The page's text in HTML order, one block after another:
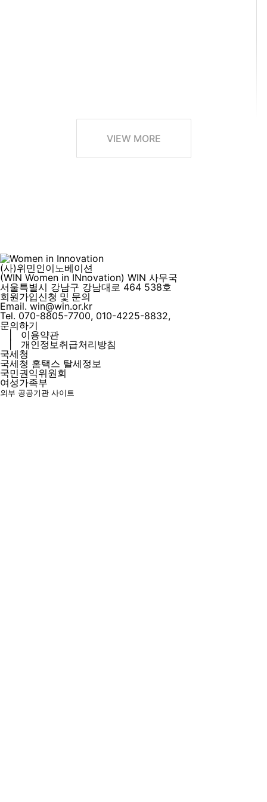
VIEW MORE
(사)위민인이노베이션
(WIN Women in INnovation) WIN 사무국
서울특별시 강남구 강남대로 464 538호
회원가입신청 및 문의
Email. win@win.or.kr
Tel. 070-8805-7700, 010-4225-8832,
문의하기
이용약관
| 개인정보취급처리방침
국세청
국세청 홈택스 탈세정보
국민권익위원회
여성가족부
외부 공공기관 사이트